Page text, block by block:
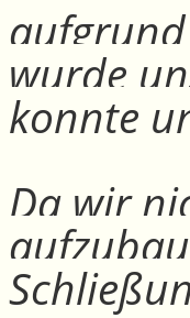
wurde
konnte
Da wir